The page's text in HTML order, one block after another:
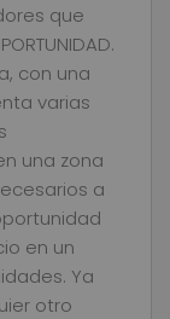
que
con una
varias
una zona
a
en un
Ya
otro